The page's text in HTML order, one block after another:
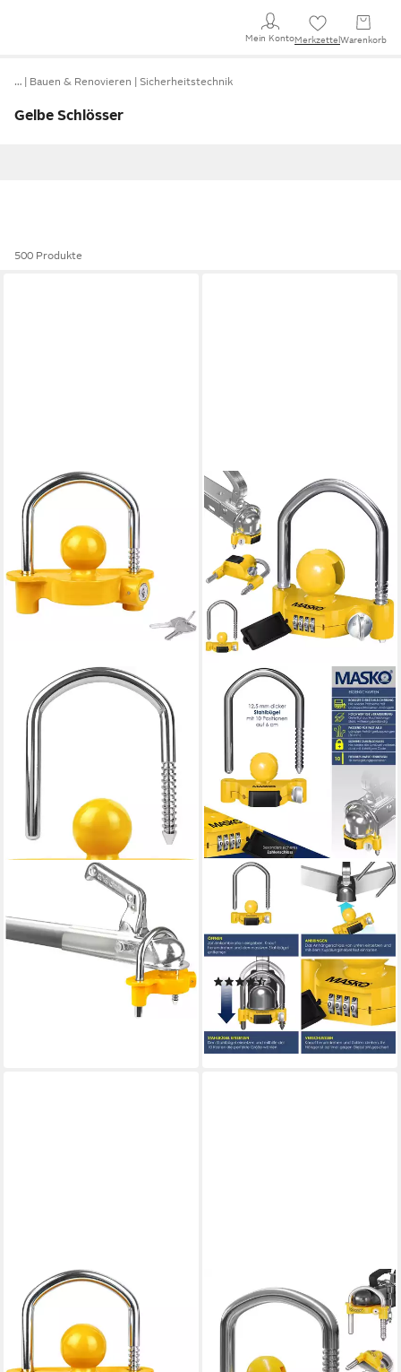
Mein KontoMerkzettel Warenkorb
… Bauen & Renovieren Sicherheitstechnik
Gelbe Schlösser
500 Produkte
Deichselschloss
24,99 €
lieferbar - in 6-8 Werktagen bei dir
Anhängerschloss,
Anhängerschloss
Zahlenschloss mit 4-stelligen
(4)
21,80 €
lieferbar - in 4-5 Werktagen bei dir